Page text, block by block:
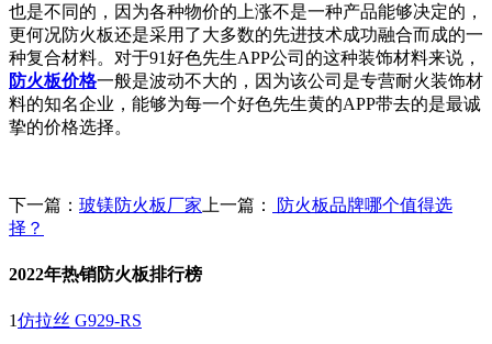
也是不同的，因为各种物价的上涨不是一种产品能够决定的，
更何况防火板还是采用了大多数的先进技术成功融合而成的一
种复合材料。对于91好色先生APP公司的这种装饰材料来说，
防火板价格一般是波动不大的，因为该公司是专营耐火装饰材
料的知名企业，能够为每一个好色先生黄的APP带去的是最诚
挚的价格选择。
下一篇： 玻镁防火板厂家 上一篇：
防火板品牌哪个值得选
择？
2022年热销防火板排行榜
1仿拉丝 G929-RS